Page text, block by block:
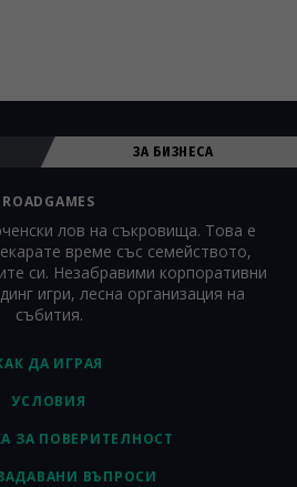
ЗА БИЗНЕСА
ДА ИГРАЯ
УСЛОВИЯ
ЗА ПОВЕРИТЕЛНОСТ
ВЪПРОСИ
ROADGAMES
лов на съкровища. Това е
време със семейството,
си. Незабравими корпоративни
игри, лесна организация на
събития.